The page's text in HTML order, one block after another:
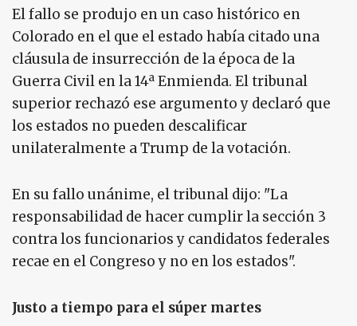
El fallo se produjo en un caso histórico en
Colorado en el que el estado había citado una
cláusula de insurrección de la época de la
Guerra Civil en la 14ª Enmienda. El tribunal
superior rechazó ese argumento y declaró que
los estados no pueden descalificar
unilateralmente a Trump de la votación.
En su fallo unánime, el tribunal dijo: "La
responsabilidad de hacer cumplir la sección 3
contra los funcionarios y candidatos federales
recae en el Congreso y no en los estados".
Justo a tiempo para el súper martes